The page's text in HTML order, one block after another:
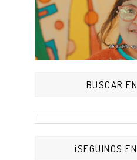
BUSCAR
¡SEGUINOS